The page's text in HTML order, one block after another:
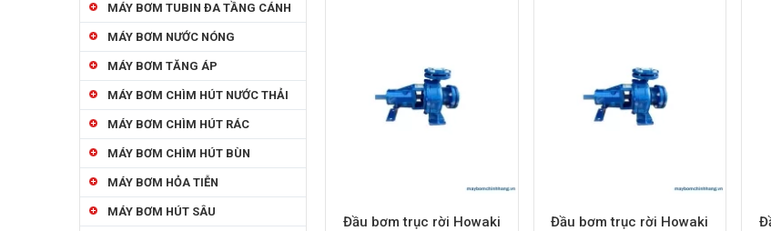
MÁY BƠM TUBIN ĐA TẦNG CÁNH
MÁY BƠM NƯỚC NÓNG
MÁY BƠM TĂNG ÁP
MÁY BƠM CHÌM HÚT NƯỚC THẢI
MÁY BƠM CHÌM HÚT RÁC
MÁY BƠM CHÌM HÚT BÙN
MÁY BƠM HỎA TIỄN
MÁY BƠM HÚT SÂU
Đầu bơm trục rời Howaki
Đầu bơm trục rời Howaki